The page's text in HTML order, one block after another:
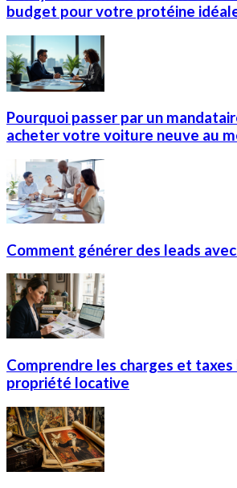
budget pour votre protéine
Pourquoi passer par un
acheter votre voiture neuve au
Comment générer des leads
Comprendre les charges et taxes
propriété locative